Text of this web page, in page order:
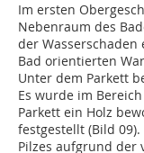
Im ersten
Nebenraum des
der
Bad orientierten
Unter dem Parkett
Es wurde im
Parkett ein Holz
festgestellt (Bild
Pilzes aufgrund der